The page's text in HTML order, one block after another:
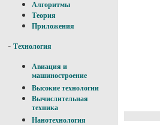
Алгоритмы
Теория
Приложения
- Технология
Авиация и
машиностроение
Высокие технологии
Вычислительная
техника
Нанотехнология